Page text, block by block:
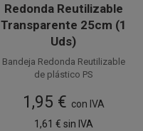
Redonda Reutilizable
Transparente 25cm (1
Uds)
Bandeja Redonda Reutilizable
de plástico PS
de 25cm. Fabricada en
poliestireno
1,95 € con IVA
1,61 € sin IVA